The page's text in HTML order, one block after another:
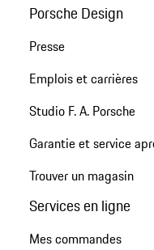
Porsche Design
Presse
Emplois et carrières
Studio F. A. Porsche
Garantie et service
Trouver un magasin
Services en ligne
Mes commandes